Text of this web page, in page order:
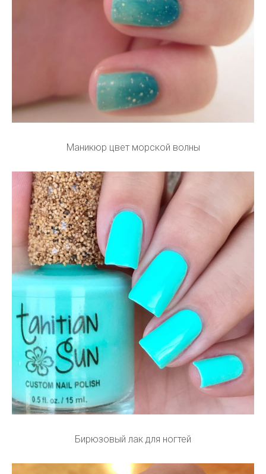
Маникюр цвет морской волны
Бирюзовый лак для ногтей